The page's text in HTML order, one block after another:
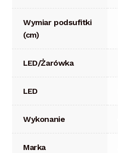
Wymiar podsufitki
(cm)
LED/Żarówka
LED
Wykonanie
Marka